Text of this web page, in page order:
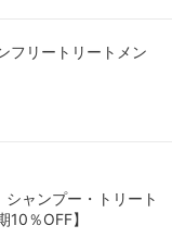
フリートリートメン
ャンプー・トリート
10％OFF】